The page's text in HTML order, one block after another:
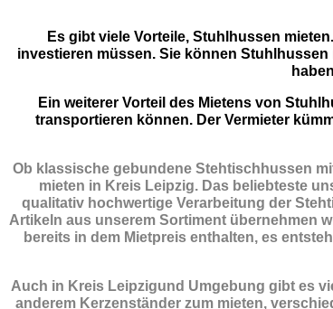
Es gibt viele Vorteile, Stuhlhussen
investieren müssen. Sie können
Ein weiterer Vorteil des Mietens von
transportieren können. Der Vermieter
Ob klassische gebundene Stehtischhussen
mieten in Kreis Leipzig. Das beliebteste
qualitativ hochwertige Verarbeitung der
Artikeln aus unserem Sortiment übernehmen
bereits in dem Mietpreis enthalten, es
Auch in Kreis Leipzigund Umgebung gibt es
anderem Kerzenständer zum mieten,